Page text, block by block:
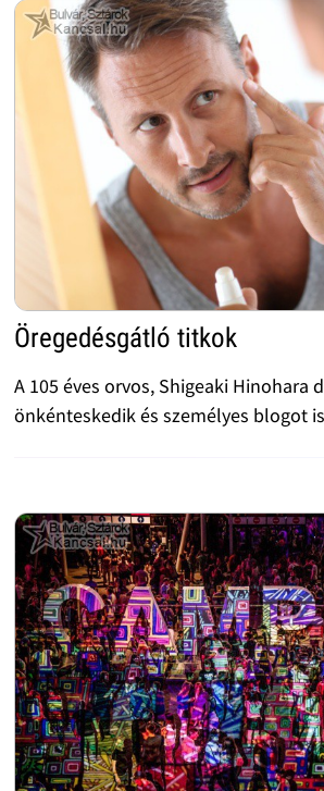
Öregedésgátló titkok
A 105 éves orvos, Shigeaki Hinohara
önkénteskedik és személyes blogot